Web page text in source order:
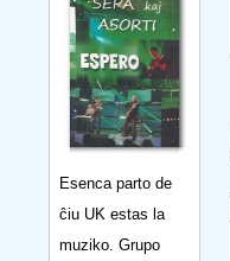
Esenca parto de
ĉiu UK estas la
muziko. Grupo